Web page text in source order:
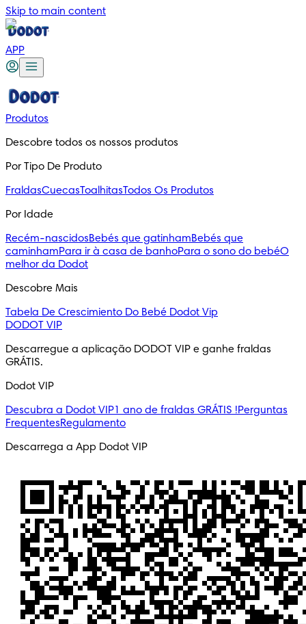
Skip to main content
APP
Produtos
Descobre todos os nossos produtos
Por Tipo De Produto
FraldasCuecasToalhitasTodos Os Produtos
Por Idade
Recém-nascidosBebés que gatinhamBebés que
caminhamPara ir à casa de banhoPara o sono do bebéO
melhor da Dodot
Descobre Mais
Tabela De Crescimiento Do Bebé Dodot Vip
DODOT VIP
Descarregue a aplicação DODOT VIP e ganhe fraldas
GRÁTIS.
Dodot VIP
Descubra a Dodot VIP1 ano de fraldas GRÁTIS !Perguntas
FrequentesRegulamento
Descarrega a App Dodot VIP